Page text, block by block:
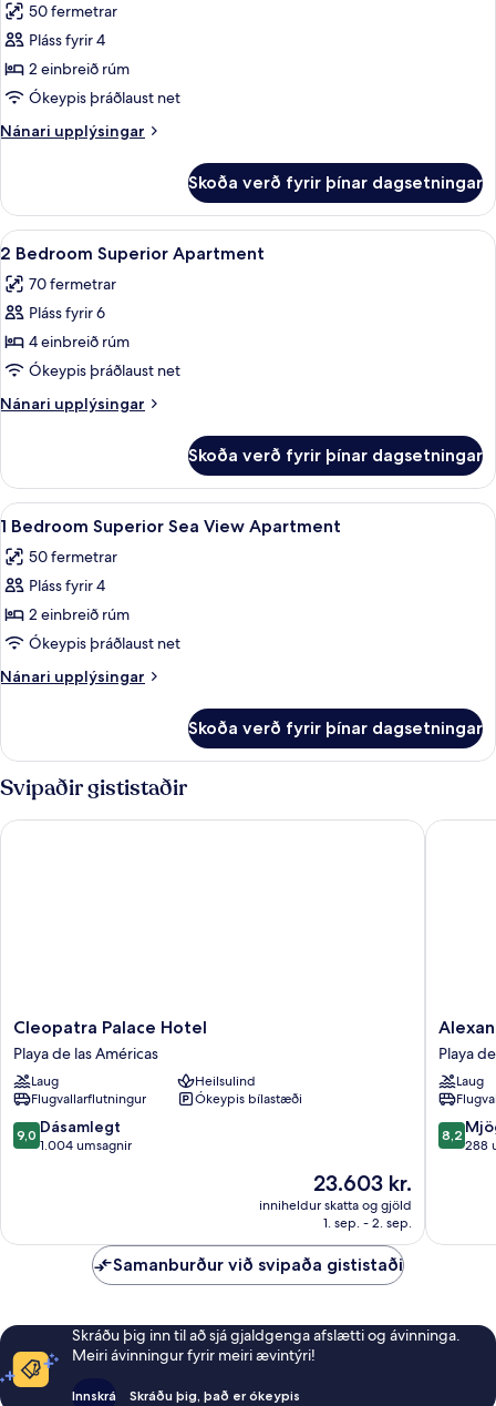
garð
myndir
fyrir
1
Bedroom
Superior
Apartment
50 fermetrar
Pláss fyrir 4
2 einbreið rúm
Ókeypis þráðlaust net
Nánari upplýsingar
Nánari
Bedroom
Superior
Apartment
Skoða verð fyrir þínar dagsetningar
Skoða
allar
myndir
fyrir
2
Bedroom
Superior
Apartment
Myrkratjöld/-gardínur, ókeypis
10
2 Bedroom Superior Apartment
70 fermetrar
Pláss fyrir 6
4 einbreið rúm
Ókeypis þráðlaust net
Nánari upplýsingar
Nánari
Bedroom
Superior
Apartment
Skoða verð fyrir þínar dagsetningar
Skoða
allar
myndir
fyrir
1
Bedroom
Superior
Sea
Apartment
Myrkratjöld/-gardínur, ókeypis
12
1 Bedroom Superior Sea View Apartment
50 fermetrar
Pláss fyrir 4
2 einbreið rúm
Ókeypis þráðlaust net
Nánari upplýsingar
Nánari
Bedroom
Superior
Sea
View
Apartment
Skoða verð fyrir þínar dagsetningar
Svipaðir gististaðir
Cleopatra
Palace
Hotel
Playa
de
las
Américas
Cleopatra Palace Hotel
Playa de las Américas
Laug
Heilsulind
Flugvallarflutningur
Ókeypis bílastæði
9.0
af
9,0 Dásamlegt
1.004 umsagnir
Verðið
23.603 kr.
23.603 kr.
inniheldur skatta og gjöld
1. sep. - 2. sep.
Cleopatra Palace Hotel
La
Siesta
Playa
de
las
Playa
Laug
8.2
af
8,2
288
Samanburður við svipaða gististaði
Skráðu þig inn til að sjá gjaldgenga afslætti og ávinninga.
Meiri ávinningur fyrir meiri ævintýri!
Innskrá Skráðu þig, það er ókeypis